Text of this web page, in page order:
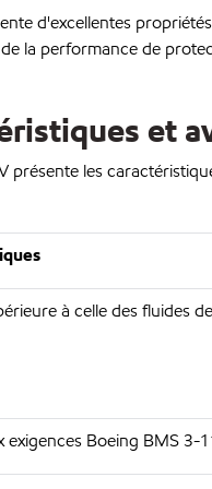
d'excellentes
la performance de
et
présente les
à celle des fluides
exigences Boeing BMS 3-